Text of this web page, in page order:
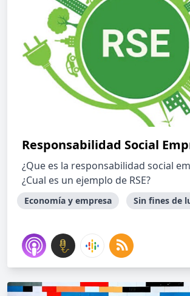
Responsabilidad Social
¿Que es la responsabilidad social
¿Cual es un ejemplo de RSE?
Economía y empresa Sin fines de